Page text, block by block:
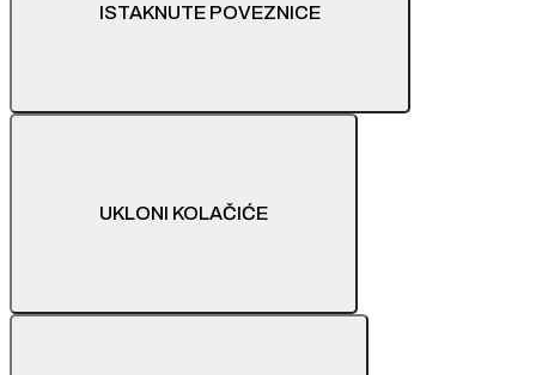
ISTAKNUTE POVEZNICE
UKLONI KOLAČIĆE